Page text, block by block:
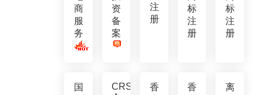
商
服
务
资
备
案
注
册
标
注
册
标
注
册
国
CRS
香
香
离